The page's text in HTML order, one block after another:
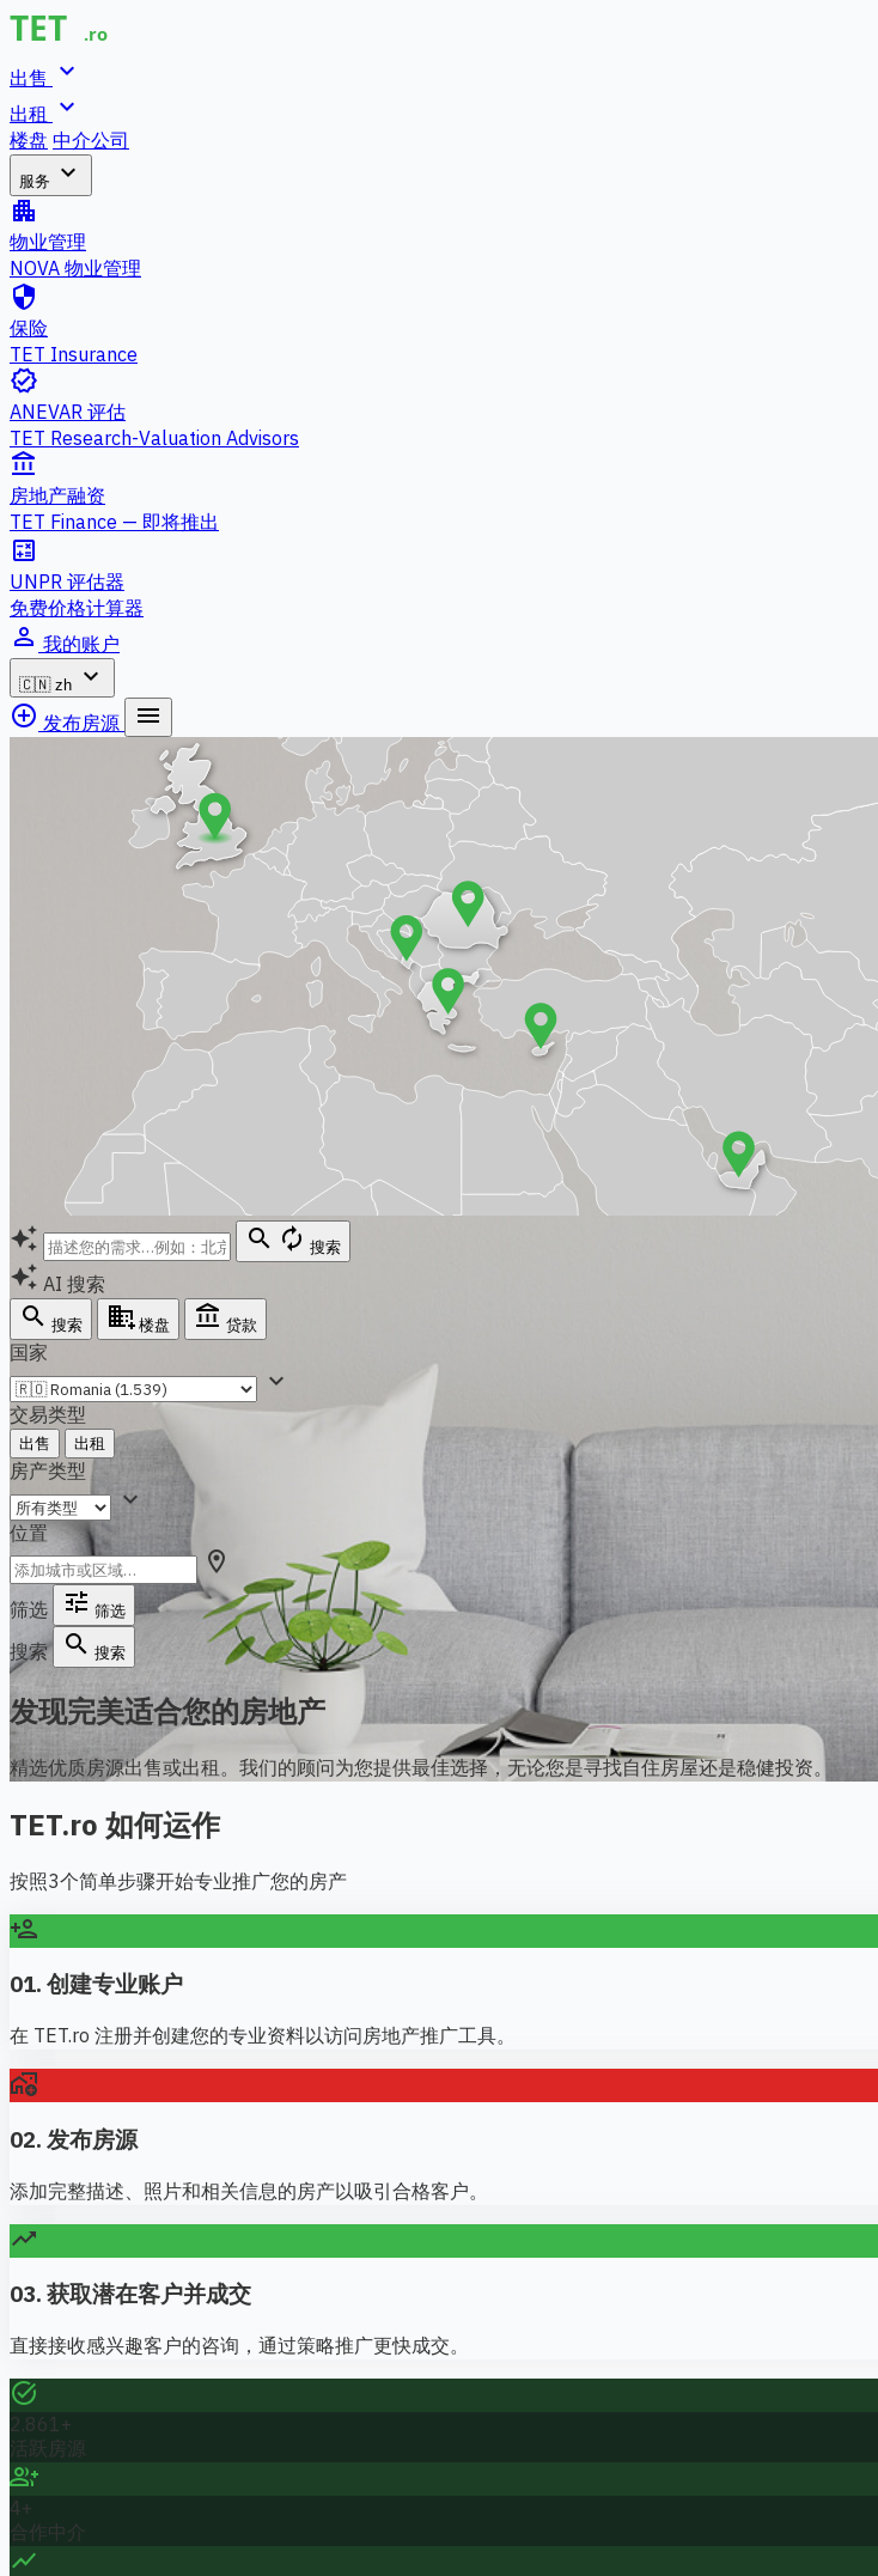
出售 expand_more
出租 expand_more
楼盘 中介公司
服务 expand_more
apartment
物业管理
NOVA 物业管理
security
保险
TET Insurance
verified
ANEVAR 评估
TET Research-Valuation Advisors
account_balance
房地产融资
TET Finance — 即将推出
calculate
UNPR 评估器
免费价格计算器
person_outline 我的账户
🇨🇳 zh
expand_more
add_circle_outline 发布房源 menu
auto_awesome search autorenew 搜索
auto_awesome AI 搜索
search 搜索 domain_add 楼盘 account_balance 贷款
国家
expand_more
交易类型
出售 出租
房产类型
expand_more
位置
location_on
筛选 tune 筛选
搜索 search 搜索
发现完美适合您的房地产
精选优质房源出售或出租。我们的顾问为您提供最佳选择，无论您是寻找自住房屋还是稳健投资。
TET.ro 如何运作
按照3个简单步骤开始专业推广您的房产
person_add
01. 创建专业账户
在 TET.ro 注册并创建您的专业资料以访问房地产推广工具。
add_home_work
02. 发布房源
添加完整描述、照片和相关信息的房产以吸引合格客户。
trending_up
03. 获取潜在客户并成交
直接接收感兴趣客户的咨询，通过策略推广更快成交。
task_alt
2.861+
活跃房源
group_add
4+
合作中介
show_chart